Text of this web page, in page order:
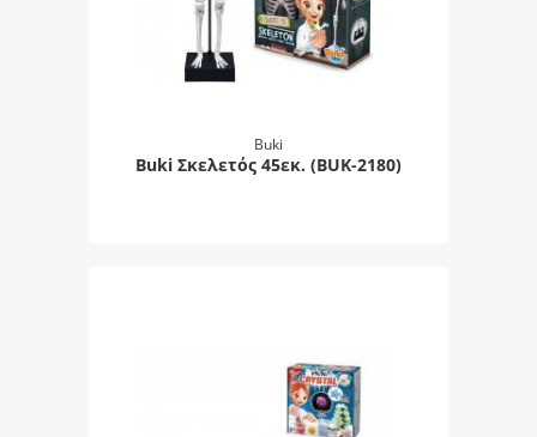
Buki
Buki Σκελετός 45εκ. (BUK-2180)